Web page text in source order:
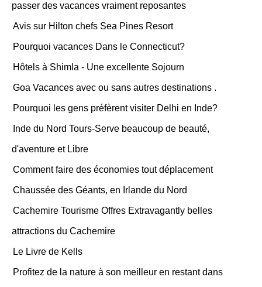
passer des vacances vraiment reposantes
Avis sur Hilton chefs Sea Pines Resort
Pourquoi vacances Dans le Connecticut?
Hôtels à Shimla - Une excellente Sojourn
Goa Vacances avec ou sans autres destinations .
Pourquoi les gens préfèrent visiter Delhi en Inde?
Inde du Nord Tours-Serve beaucoup de beauté,
d'aventure et Libre
Comment faire des économies tout déplacement
Chaussée des Géants, en Irlande du Nord
Cachemire Tourisme Offres Extravagantly belles
attractions du Cachemire
Le Livre de Kells
Profitez de la nature à son meilleur en restant dans